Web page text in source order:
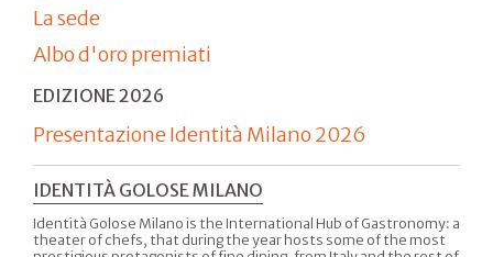
La sede
Albo d'oro premiati
EDIZIONE 2026
Presentazione Identità Milano 2026
IDENTITÀ GOLOSE MILANO
Identità Golose Milano is the International Hub of Gastronomy: a
theater of chefs, that during the year hosts some of the most